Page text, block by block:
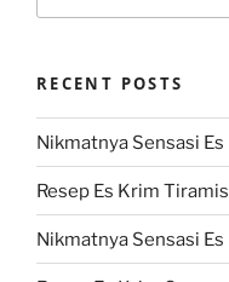
RECENT POSTS
Nikmatnya Sensasi
Resep Es Krim
Nikmatnya Sensasi